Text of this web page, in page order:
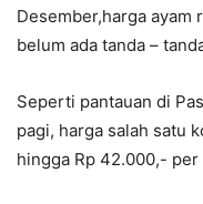
Desember,harga ayam
belum ada tanda –
Seperti pantauan di
pagi, harga salah satu
hingga Rp 42.000,- per